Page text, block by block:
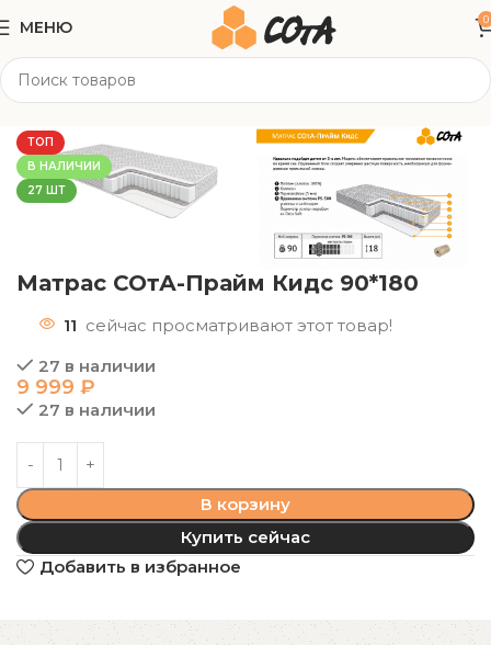
МЕНЮ 0
Матрасы
ТОП
В НАЛИЧИИ
27 ШТ
Матрас СОтА-Прайм Кидс 90*180
11 сейчас просматривают этот товар!
27 в наличии
9 999 ₽
27 в наличии
В корзину
Купить сейчас
Добавить в избранное